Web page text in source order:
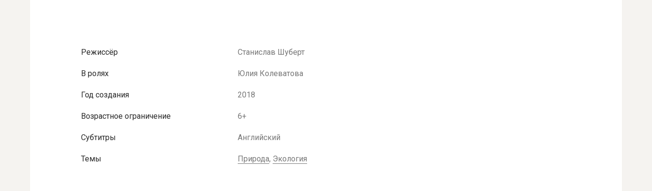
Режиссёр Станислав Шуберт
В ролях Юлия Колеватова
Год создания 2018
Возрастное ограничение 6+
Субтитры Английский
Темы Природа, Экология